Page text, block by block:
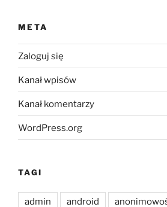
META
Zaloguj się
Kanał wpisów
Kanał komentarzy
WordPress.org
TAGI
admin android